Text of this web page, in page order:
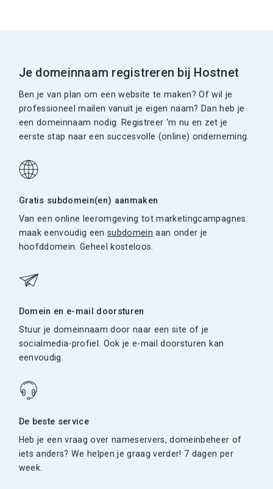
Je domeinnaam registreren bij Hostnet
Ben je van plan om een website te maken? Of wil je
professioneel mailen vanuit je eigen naam? Dan heb je
een domeinnaam nodig. Registreer ‘m nu en zet je
eerste stap naar een succesvolle (online) onderneming.
Gratis subdomein(en) aanmaken
Van een online leeromgeving tot marketingcampagnes:
maak eenvoudig eensubdomein aan onder je
hoofddomein. Geheel kosteloos.
Domein en e-mail doorsturen
Stuur je domeinnaam door naar een site of je
socialmedia-profiel. Ook je e-mail doorsturen kan
eenvoudig.
De beste service
Heb je een vraag over nameservers, domeinbeheer of
iets anders? We helpen je graag verder! 7 dagen per
week.